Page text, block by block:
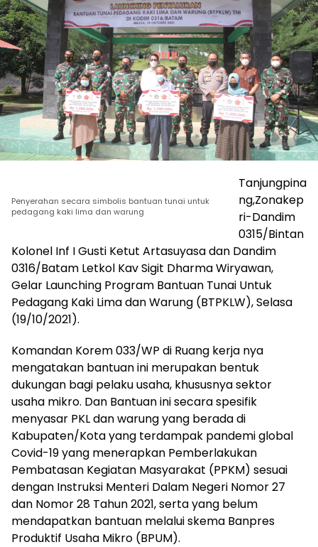
Penyerahan secara simbolis bantuan tunai untuk
pedagang kaki lima dan warung
Tanjungpina
ng,Zonakep
ri-Dandim
0315/Bintan
Kolonel Inf I Gusti Ketut Artasuyasa dan Dandim
0316/Batam Letkol Kav Sigit Dharma Wiryawan,
Gelar Launching Program Bantuan Tunai Untuk
Pedagang Kaki Lima dan Warung (BTPKLW), Selasa
(19/10/2021).
Komandan Korem 033/WP di Ruang kerja nya
mengatakan bantuan ini merupakan bentuk
dukungan bagi pelaku usaha, khususnya sektor
usaha mikro. Dan Bantuan ini secara spesifik
menyasar PKL dan warung yang berada di
Kabupaten/Kota yang terdampak pandemi global
Covid-19 yang menerapkan Pemberlakukan
Pembatasan Kegiatan Masyarakat (PPKM) sesuai
dengan Instruksi Menteri Dalam Negeri Nomor 27
dan Nomor 28 Tahun 2021, serta yang belum
mendapatkan bantuan melalui skema Banpres
Produktif Usaha Mikro (BPUM).